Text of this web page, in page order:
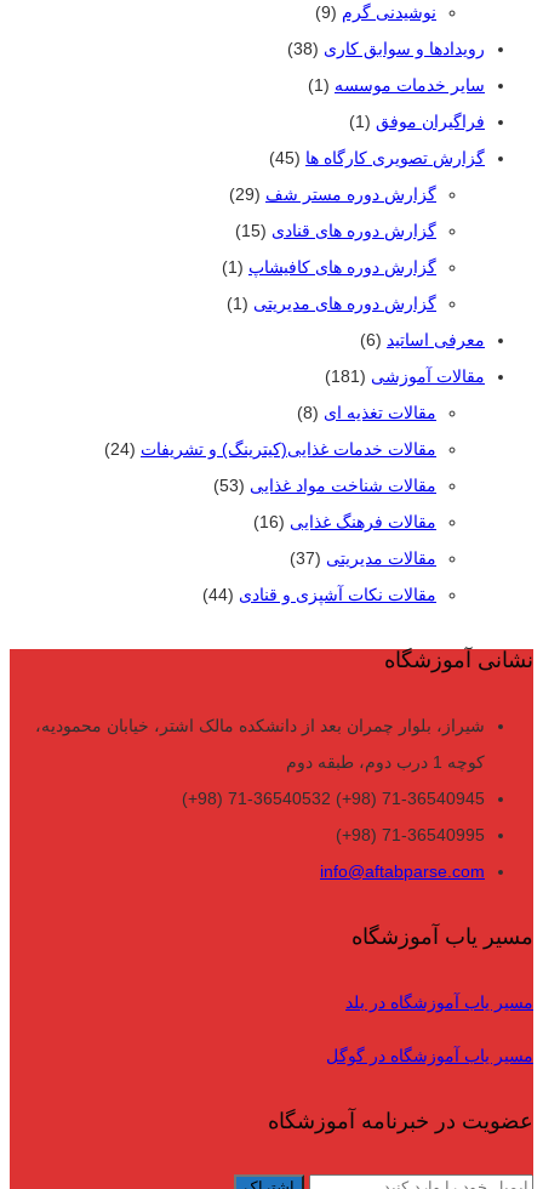
نوشیدنی گرم (9)
رویدادها و سوابق کاری (38)
سایر خدمات موسسه (1)
فراگیران موفق (1)
گزارش تصویری کارگاه ها (45)
گزارش دوره مستر شف (29)
گزارش دوره های قنادی (15)
گزارش دوره های کافیشاپ (1)
گزارش دوره های مدیریتی (1)
معرفی اساتید (6)
مقالات آموزشی (181)
مقالات تغذیه ای (8)
مقالات خدمات غذایی(کیترینگ) و تشریفات (24)
مقالات شناخت مواد غذایی (53)
مقالات فرهنگ غذایی (16)
مقالات مدیریتی (37)
مقالات نکات آشپزی و قنادی (44)
نشانی آموزشگاه
شیراز، بلوار چمران بعد از دانشکده مالک اشتر، خیابان محمودیه،
کوچه 1 درب دوم، طبقه دوم
71-36540945 (98+) 71-36540532 (98+)
71-36540995 (98+)
info@aftabparse.com
مسیر یاب آموزشگاه
مسیر یاب آموزشگاه در بلد
مسیر یاب آموزشگاه در گوگل
عضویت در خبرنامه آموزشگاه